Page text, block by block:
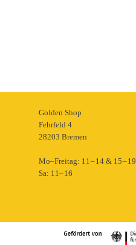
Golden Shop
Fehrfeld 4
28203 Bremen
Mo–Freitag: 11 – 14 & 15 – 19
Sa: 11– 16